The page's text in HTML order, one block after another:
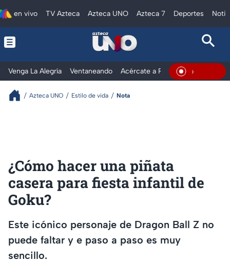
en vivo TV Azteca Azteca UNO Azteca 7 Deportes
Venga La Alegría Ventaneando Acércate a Rocío Al ExtremoEn Vivo
Azteca UNO Estilo de vida Nota
¿Cómo hacer una piñata
casera para fiesta infantil de
Goku?
Este icónico personaje de Dragon Ball Z no
puede faltar y e paso a paso es muy
sencillo.